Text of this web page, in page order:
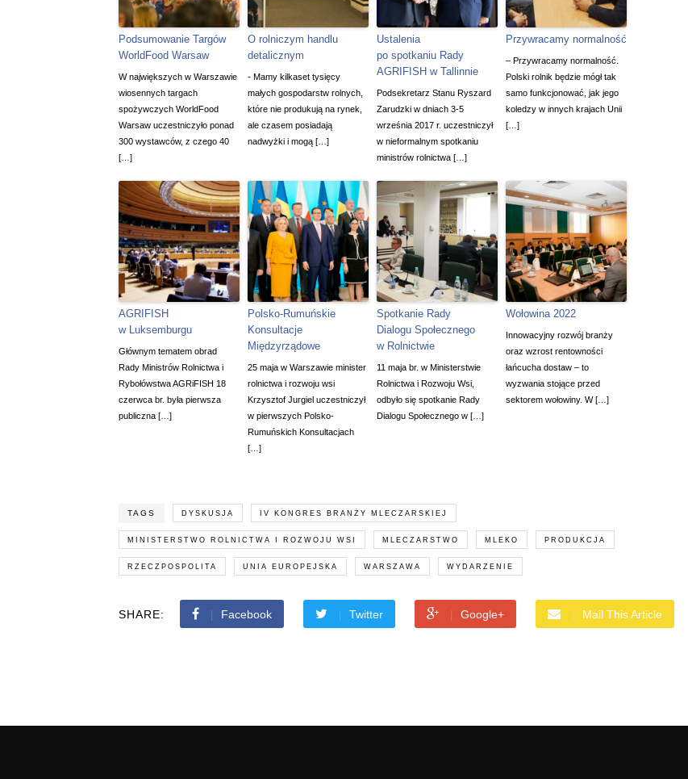
Podsumowanie Targów
WorldFood Warsaw
W największych w Warszawie
wiosennych targach
spożywczych WorldFood
Warsaw uczestniczyło ponad
300 wystawców, z czego 40
[…]
O rolniczym handlu
detalicznym
- Mamy kilkaset tysięcy
małych gospodarstw rolnych,
które nie produkują na rynek,
ale czasem posiadają
nadwyżki i mogą […]
Ustalenia
po spotkaniu Rady
AGRIFISH w Tallinnie
Podsekretarz Stanu Ryszard
Zarudzki w dniach 3-5
września 2017 r. uczestniczył
w nieformalnym spotkaniu
ministrów rolnictwa […]
Przywracamy normalność
– Przywracamy normalność.
Polski rolnik będzie mógł tak
samo funkcjonować, jak jego
koledzy w innych krajach Unii
[…]
AGRIFISH
w Luksemburgu
Głównym tematem obrad
Rady Ministrów Rolnictwa i
Rybołówstwa AGRiFISH 18
czerwca br. była pierwsza
publiczna […]
Polsko-Rumuńskie
Konsultacje
Międzyrządowe
25 maja w Warszawie minister
rolnictwa i rozwoju wsi
Krzysztof Jurgiel uczestniczył
w pierwszych Polsko-
Rumuńskich Konsultacjach
[…]
Spotkanie Rady
Dialogu Społecznego
w Rolnictwie
11 maja br. w Ministerstwie
Rolnictwa i Rozwoju Wsi,
odbyło się spotkanie Rady
Dialogu Społecznego w […]
Wołowina 2022
Innowacyjny rozwój branży
oraz wzrost rentowności
łańcucha dostaw – to
wyzwania stojące przed
sektorem wołowiny. W […]
TAGS DYSKUSJA IV KONGRES BRANŻY MLECZARSKIEJ
MINISTERSTWO ROLNICTWA I ROZWOJU WSI MLECZARSTWO MLEKO PRODUKCJA
RZECZPOSPOLITA UNIA EUROPEJSKA WARSZAWA WYDARZENIE
SHARE: Facebook Twitter Google+ Mail This Article